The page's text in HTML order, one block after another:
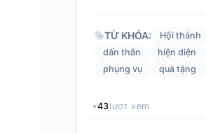
TỪ KHÓA: Hội thánh
dấn thân
hiện diện
phụng vụ
quà tặng
43lượt xem